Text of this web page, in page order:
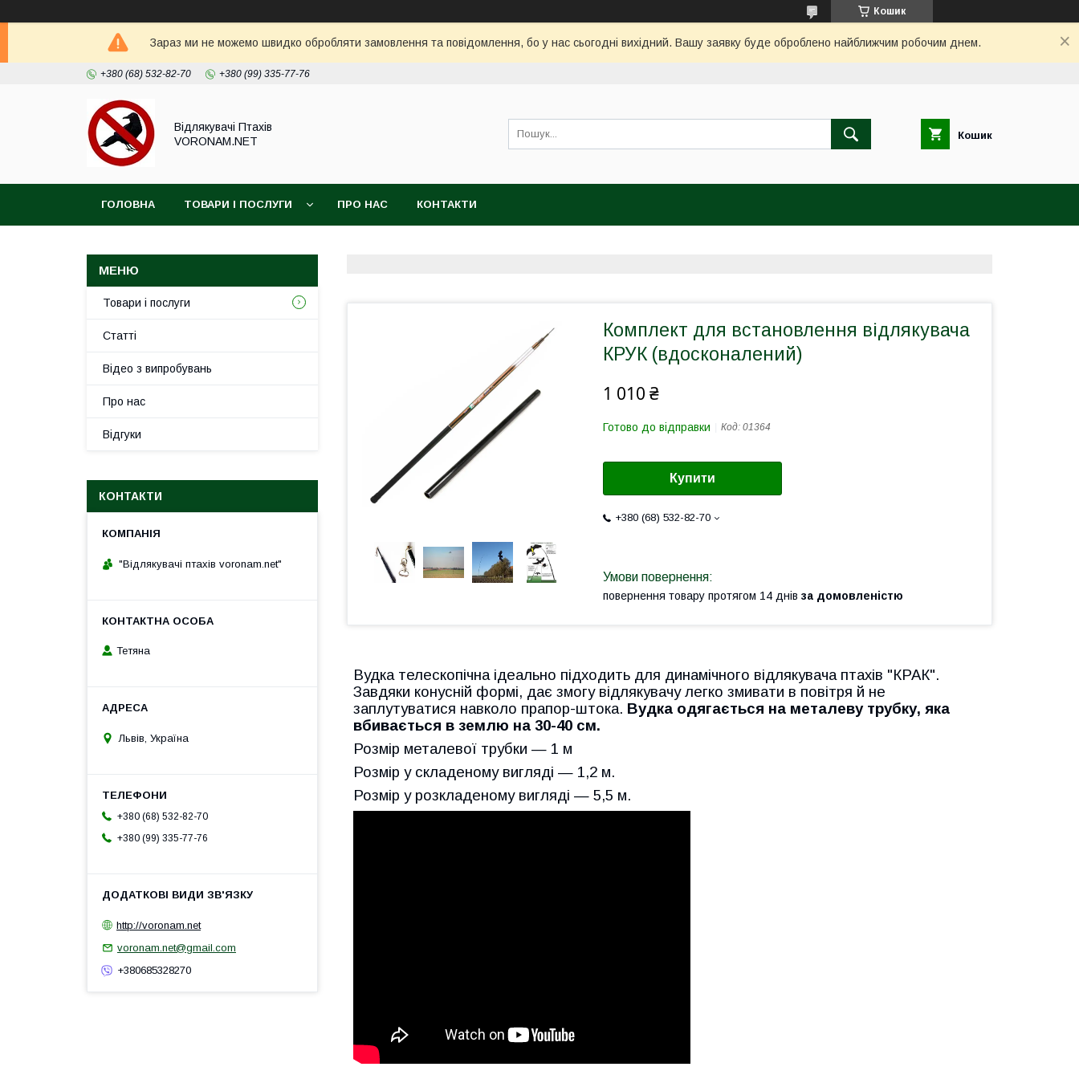
Кошик
Зараз ми не можемо швидко обробляти замовлення та повідомлення, бо у нас сьогодні вихідний. Вашу заявку буде оброблено найближчим робочим днем.
+380 (68) 532-82-70 +380 (99) 335-77-76
Відлякувачі Птахів
VORONAM.NET
Кошик
ГОЛОВНА ТОВАРИ І ПОСЛУГИ ПРО НАС КОНТАКТИ
Комплект для встановлення відлякувача
КРУК (вдосконалений)
1 010 ₴
Готово до відправки Код: 01364
Купити
+380 (68) 532-82-70
повернення товару протягом 14 днів за домовленістю
Вудка телескопічна ідеально підходить для динамічного відлякувача птахів "КРАК".
Завдяки конусній формі, дає змогу відлякувачу легко змивати в повітря й не
заплутуватися навколо прапор-штока. Вудка одягається на металеву трубку, яка
вбивається в землю на 30-40 см.
Розмір металевої трубки — 1 м
Розмір у складеному вигляді — 1,2 м.
Розмір у розкладеному вигляді — 5,5 м.
Товари і послуги
Статті
Відео з випробувань
Про нас
Відгуки
КОНТАКТИ
"Відлякувачі птахів voronam.net"
Тетяна
Львів, Україна
+380 (68) 532-82-70
+380 (99) 335-77-76
http://voronam.net
voronam.net@gmail.com
+380685328270